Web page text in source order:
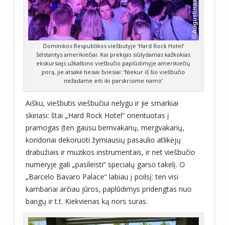
Dominikos Respublikos viešbutyje ‘Hard Rock Hotel’
šėlstantys amerikiečiai. Kai prekijas siūlydamas kažkokias
ekskursiajs užkalbino viešbučio paplūdimyje amerikiečių
porą, jie atsakė tiesiai šviesiai: ‘Niekur iš šio viešbučio
nežadame eiti iki parskrisime namo’
Aišku, viešbutis viešbučiui nelygu ir jie smarkiai
skiriasi: štai „Hard Rock Hotel“ orientuotas į
pramogas (ten gausu bernvakarių, mergvakarių,
koridoriai dekoruoti žymiausių pasaulio atlikėjų
drabužiais ir muzikos instrumentais, ir net viešbučio
numeryje gali „pasileisti“ specialų garso takelį. O
„Barcelo Bavaro Palace“ labiau į poilsį: ten visi
kambariai arčiau jūros, paplūdimys pridengtas nuo
bangų ir t.t. Kiekvienas ką nors suras.